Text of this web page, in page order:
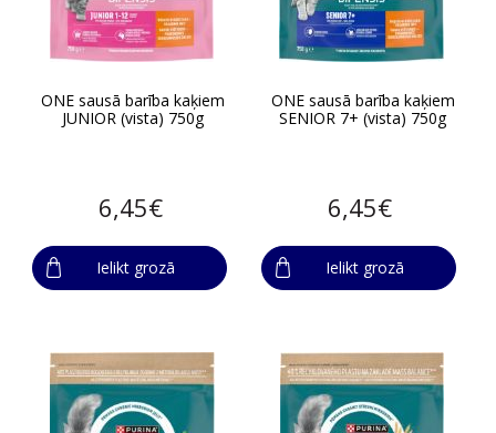
ONE sausā barība kaķiem
JUNIOR (vista) 750g
6,45€
Ielikt grozā
ONE sausā barība kaķiem
SENIOR 7+ (vista) 750g
6,45€
Ielikt grozā